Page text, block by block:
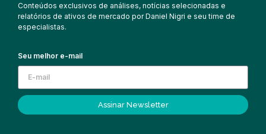
Conteúdos exclusivos de análises, notícias selecionadas e
relatórios de ativos de mercado por Daniel Nigri e seu time de
especialistas.
Seu melhor e-mail
Assinar Newsletter